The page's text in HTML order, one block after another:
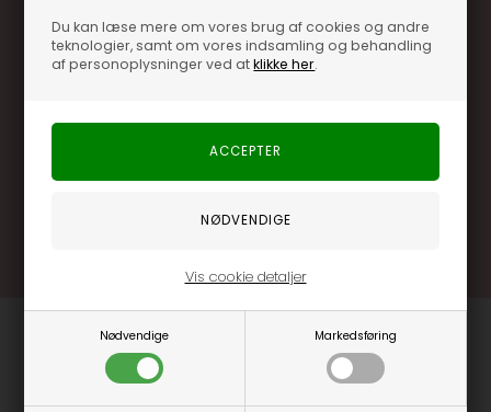
Du kan læse mere om vores brug af cookies og andre
teknologier, samt om vores indsamling og behandling
af personoplysninger ved atklikke her.
Nødvendige Markedsføring
Vis cookie detaljer
Optjen 3% i bonuskroner når du handler
.... og mange flere fordele
Læs mere og bliv medlem